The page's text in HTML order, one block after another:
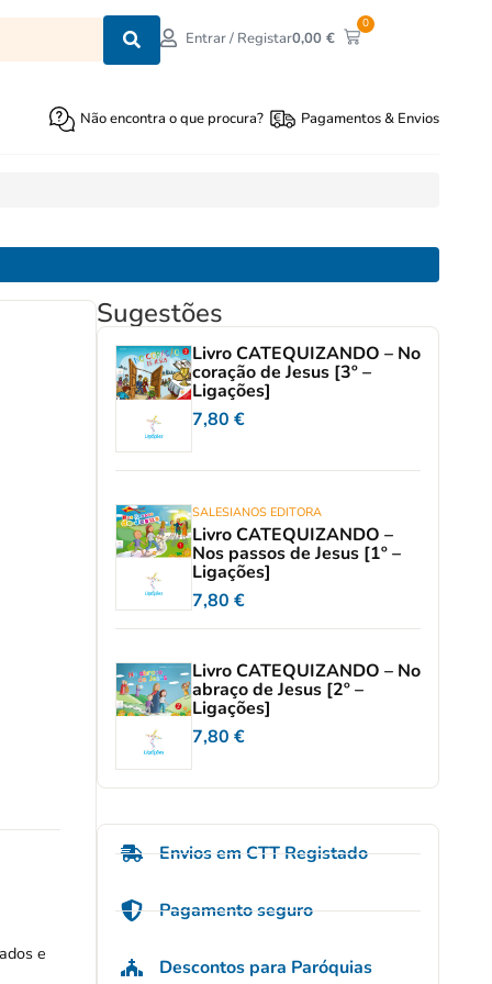
Entrar / Registar0,00€
0
Não encontra o que procura? Pagamentos & Envios
e
Sugestões
Livro CATEQUIZANDO – No
coração de Jesus [3º –
Ligações]
7,80 €
SALESIANOS EDITORA
Livro CATEQUIZANDO –
Nos passos de Jesus [1º –
Ligações]
7,80 €
Livro CATEQUIZANDO – No
abraço de Jesus [2º –
Ligações]
7,80 €
Envios em CTT Registado
Pagamento seguro
Descontos para Paróquias